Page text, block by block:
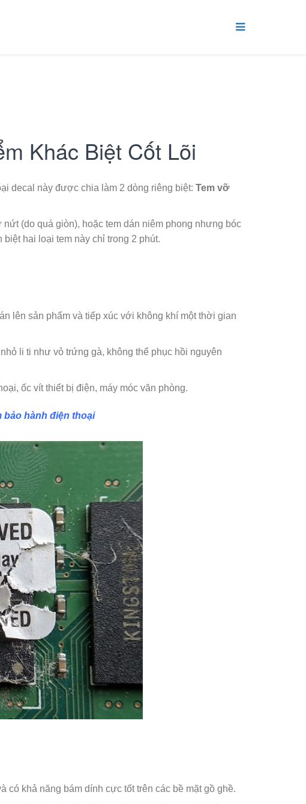
Khác Biệt Cốt Lõi
decal này được chia làm 2 dòng riêng biệt: Tem vỡ
(do quá giòn), hoặc tem dán niêm phong nhưng bóc
hai loại tem này chỉ trong 2 phút.
lên sản phẩm và tiếp xúc với không khí một thời gian
li ti như vỏ trứng gà, không thể phục hồi nguyên
ốc vít thiết bị điện, máy móc văn phòng.
bảo hành điện thoại
có khả năng bám dính cực tốt trên các bề mặt gồ ghề.